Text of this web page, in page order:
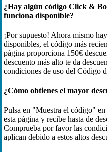
¿Hay algún código Click &
funciona disponible?
¡Por supuesto! Ahora mismo
disponibles, el código más
página proporciona 150€
descuento más alto te da
condiciones de uso del Código
¿Cómo obtienes el mayor
Pulsa en "Muestra el código"
esta página y recibe hasta de
Comprueba por favor las
aplican debido a estos altos